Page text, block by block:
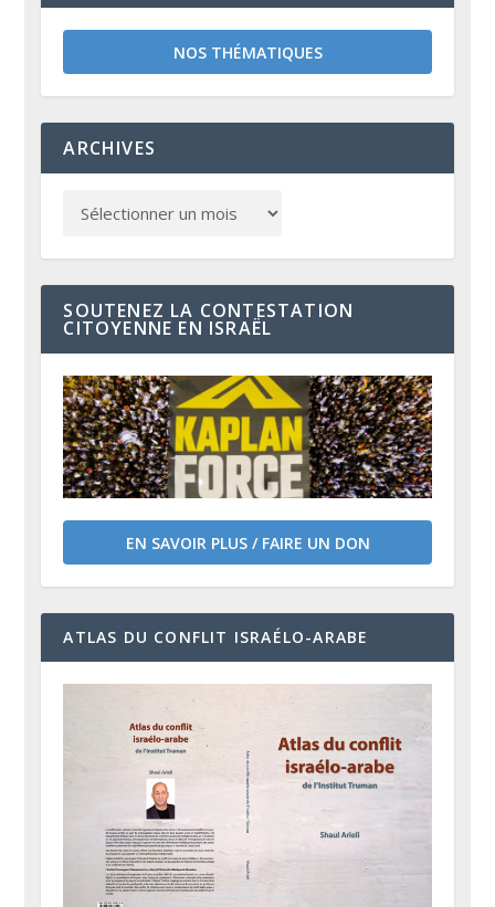
NOS THÉMATIQUES
ARCHIVES
SOUTENEZ LA CONTESTATION
CITOYENNE EN ISRAËL
EN SAVOIR PLUS / FAIRE UN DON
ATLAS DU CONFLIT ISRAÉLO-ARABE